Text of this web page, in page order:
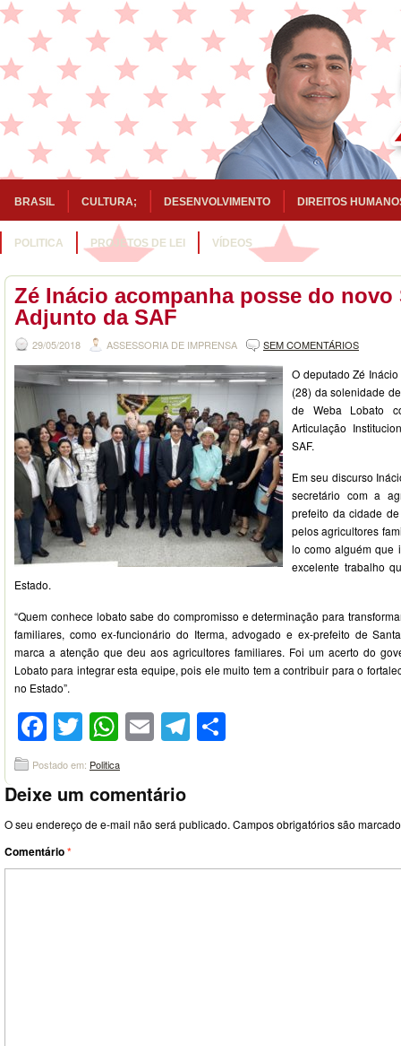
BRASIL CULTURA; DESENVOLVIMENTO DIREITOS
POLITICA PROJETOS DE LEI VÍDEOS
Zé Inácio acompanha posse do novo
Adjunto da SAF
29/05/2018 ASSESSORIA DE IMPRENSA SEM COMENTÁRIOS
O deputado Zé
(28) da solenidade
de Weba Lobato
Articulação
SAF.
Em seu discurso
secretário com a
prefeito da cidade
pelos agricultores
lo como alguém que
excelente trabalho
Estado.
“Quem conhece lobato sabe do compromisso e determinação para
familiares, como ex-funcionário do Iterma, advogado e ex-prefeito de
marca a atenção que deu aos agricultores familiares. Foi um acerto do
Lobato para integrar esta equipe, pois ele muito tem a contribuir para o
no Estado”.
Facebook
Twitter
WhatsApp
EmailTelegram
Postado em: Politica
Deixe um comentário
O seu endereço de e-mail não será publicado. Campos obrigatórios são
Comentário*